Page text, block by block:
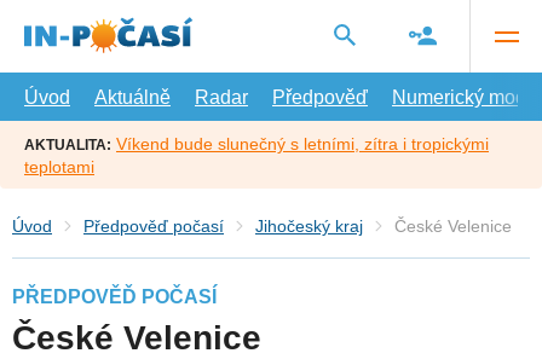
hlavní
Úvod
Aktuálně Radar Předpověď Numerický model
AKTUALITA: Víkend bude slunečný s letními, zítra i tropickými
teplotami
Úvod Předpověď počasí Jihočeský kraj České Velenice
PŘEDPOVĚĎ POČASÍ
České Velenice